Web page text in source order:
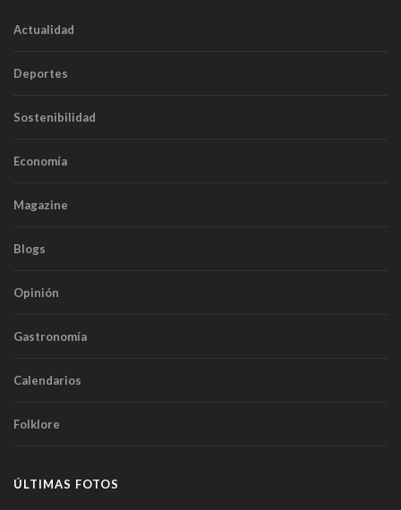
Actualidad
Deportes
Sostenibilidad
Economía
Magazine
Blogs
Opinión
Gastronomía
Calendarios
Folklore
ÚLTIMAS FOTOS